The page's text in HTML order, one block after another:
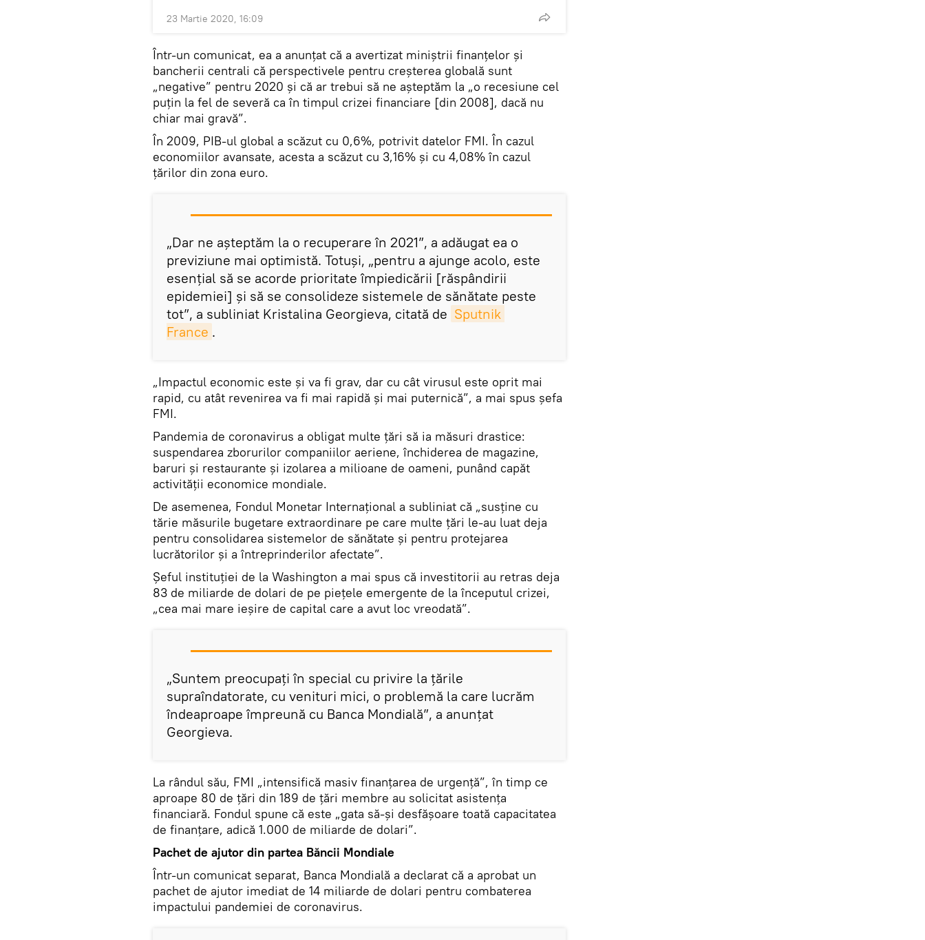
23 Martie 2020, 16:09
Într-un comunicat, ea a anunţat că a avertizat miniștrii finanțelor și
bancherii centrali că perspectivele pentru creșterea globală sunt
„negative” pentru 2020 și că ar trebui să ne așteptăm la „o recesiune cel
puțin la fel de severă ca în timpul crizei financiare [din 2008], dacă nu
chiar mai gravă”.
În 2009, PIB-ul global a scăzut cu 0,6%, potrivit datelor FMI. În cazul
economiilor avansate, acesta a scăzut cu 3,16% și cu 4,08% în cazul
țărilor din zona euro.
„Dar ne așteptăm la o recuperare în 2021”, a adăugat ea o
previziune mai optimistă. Totuşi, „pentru a ajunge acolo, este
esențial să se acorde prioritate împiedicării [răspândirii
epidemiei] și să se consolideze sistemele de sănătate peste
tot”, a subliniat Kristalina Georgieva, citată de Sputnik
France .
„Impactul economic este și va fi grav, dar cu cât virusul este oprit mai
rapid, cu atât revenirea va fi mai rapidă și mai puternică”, a mai spus șefa
FMI.
Pandemia de coronavirus a obligat multe țări să ia măsuri drastice:
suspendarea zborurilor companiilor aeriene, închiderea de magazine,
baruri și restaurante și izolarea a milioane de oameni, punând capăt
activității economice mondiale.
De asemenea, Fondul Monetar Internațional a subliniat că „susține cu
tărie măsurile bugetare extraordinare pe care multe țări le-au luat deja
pentru consolidarea sistemelor de sănătate și pentru protejarea
lucrătorilor și a întreprinderilor afectate”.
Șeful instituției de la Washington a mai spus că investitorii au retras deja
83 de miliarde de dolari de pe piețele emergente de la începutul crizei,
„cea mai mare ieșire de capital care a avut loc vreodată”.
„Suntem preocupați în special cu privire la țările
supraîndatorate, cu venituri mici, o problemă la care lucrăm
îndeaproape împreună cu Banca Mondială”, a anunţat
Georgieva.
La rândul său, FMI „intensifică masiv finanțarea de urgență”, în timp ce
aproape 80 de țări din 189 de țări membre au solicitat asistența
financiară. Fondul spune că este „gata să-și desfășoare toată capacitatea
de finanțare, adică 1.000 de miliarde de dolari”.
Pachet de ajutor din partea Băncii Mondiale
Într-un comunicat separat, Banca Mondială a declarat că a aprobat un
pachet de ajutor imediat de 14 miliarde de dolari pentru combaterea
impactului pandemiei de coronavirus.